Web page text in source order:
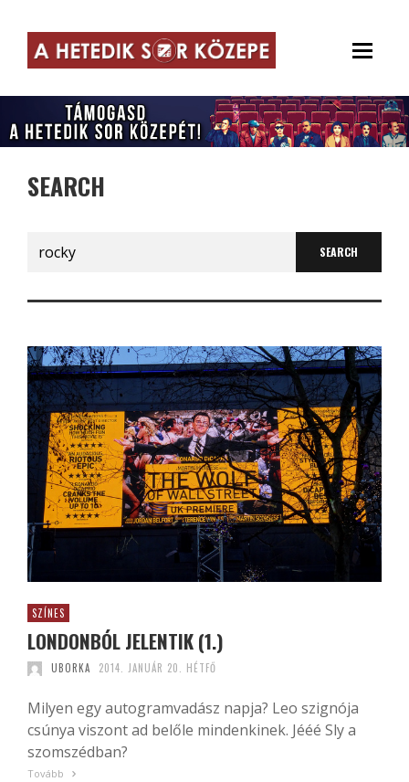
SEARCH
Search
for:
SZÍNES
LONDONBÓL JELENTIK (1.)
UBORKA 2014. JANUÁR 20. HÉTFŐ
Milyen egy autogramvadász napja? Leo szignója
csúnya viszont ad belőle mindenkinek. Jééé Sly a
szomszédban?
Tovább